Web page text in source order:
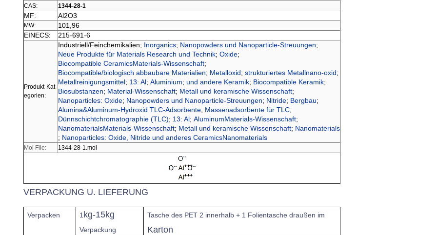
CAS: 1344-28-1
MF: Al2O3
MW:
101,96
EINECS:
215-691-6
Produkt-Kat
egorien:
Industriell/Feinchemikalien; Inorganics; Nanopowders und Nanoparticle-Streuungen;
Neue Produkte für Materials Research und Technik; Oxide;
Biocompatible CeramicsMaterials-Wissenschaft;
Biocompatible/biologisch abbaubare Materialien; Metalloxid; strukturiertes Metallnano-oxid;
Metallreinigungsmittel; 13: Al; Aluminium; und andere Keramik; Biocompatible Keramik;
Biosubstanzen; Material-Wissenschaft; Metall und keramische Wissenschaft;
Nanoparticles: Oxide; Nanopowders und Nanoparticle-Streuungen; Nitride; Bergbau;
Alumina&Aluminum-Hydroxid TLC-Adsorbente; Massenadsorbente für TLC;
Dünnschichtchromatographie (TLC); 13: Al; AluminumMaterials-Wissenschaft;
NanomaterialsMaterials-Wissenschaft; Metall und keramische Wissenschaft; Nanomaterials
; Nanoparticles: Oxide, Nitride und anderes CeramicsNanomaterials
Mol File: 1344-28-1.mol
VERPACKUNG U. LIEFERUNG
Verpacken 1 kg-15kg
Verpackung
Tasche des PET 2 innerhalb + 1 Folientasche draußen im
Karton